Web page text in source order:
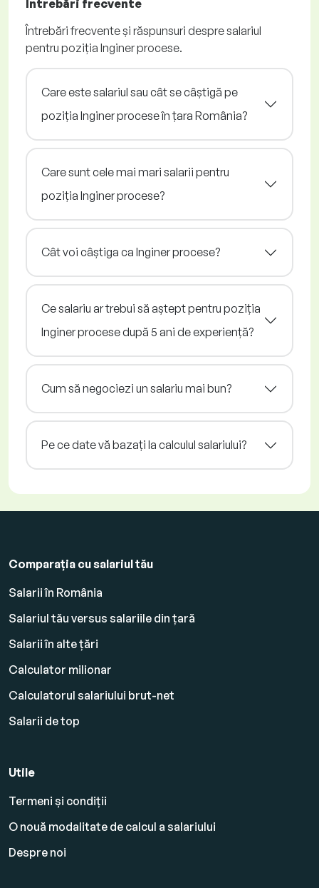
Întrebări frecvente
Întrebări frecvente și răspunsuri despre salariul
pentru poziția Inginer procese.
Care este salariul sau cât se câștigă pe
poziția Inginer procese în țara România?
Care sunt cele mai mari salarii pentru
poziția Inginer procese?
Cât voi câștiga ca Inginer procese?
Ce salariu ar trebui să aștept pentru poziția
Inginer procese după 5 ani de experiență?
Cum să negociezi un salariu mai bun?
Pe ce date vă bazați la calculul salariului?
Comparația cu salariul tău
Salarii în România
Salariul tău versus salariile din țară
Salarii în alte țări
Calculator milionar
Calculatorul salariului brut-net
Salarii de top
Utile
Termeni și condiții
O nouă modalitate de calcul a salariului
Despre noi